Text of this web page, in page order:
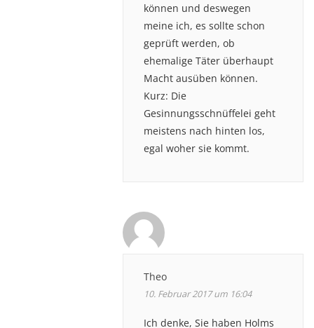
können und deswegen
meine ich, es sollte schon
geprüft werden, ob
ehemalige Täter überhaupt
Macht ausüben können.
Kurz: Die
Gesinnungsschnüffelei geht
meistens nach hinten los,
egal woher sie kommt.
Theo
10. Februar 2017 um 16:04
Ich denke, Sie haben Holms